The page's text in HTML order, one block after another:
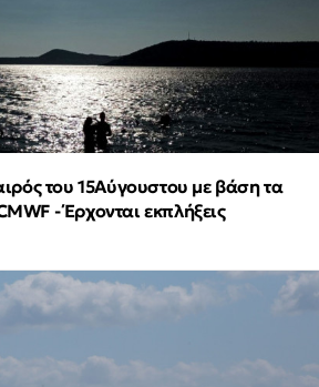
του 15Αύγουστου με βάση τα
- Έρχονται εκπλήξεις